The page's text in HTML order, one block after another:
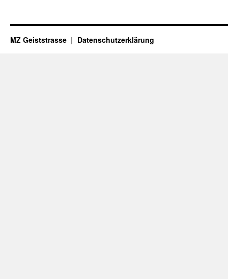
MZ Geiststrasse Datenschutzerklärung